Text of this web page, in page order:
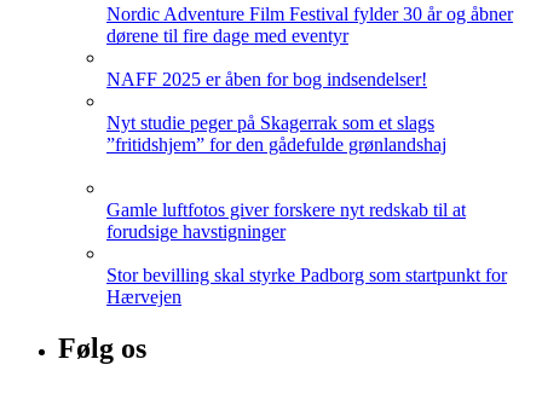
Nordic Adventure Film Festival fylder 30 år og åbner
dørene til fire dage med eventyr
NAFF 2025 er åben for bog indsendelser!
Nyt studie peger på Skagerrak som et slags
”fritidshjem” for den gådefulde grønlandshaj
Gamle luftfotos giver forskere nyt redskab til at
forudsige havstigninger
Stor bevilling skal styrke Padborg som startpunkt for
Hærvejen
Følg os